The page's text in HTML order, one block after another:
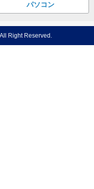
パソコン
Right Reserved.